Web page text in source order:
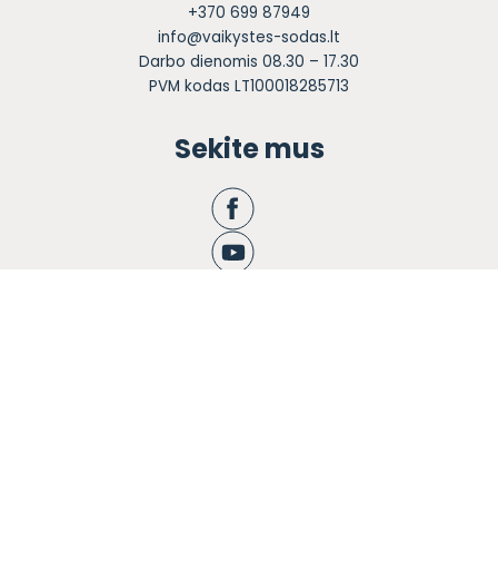
+370 699 87949
info@vaikystes-sodas.lt
Darbo dienomis 08.30 – 17.30
PVM kodas LT100018285713
Sekite mus